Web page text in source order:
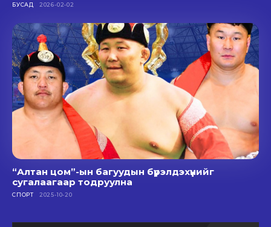
БУСАД 2026-02-02
“Алтан цом”-ын багуудын бүрэлдэхүүнийг
сугалаагаар тодруулна
СПОРТ 2025-10-20